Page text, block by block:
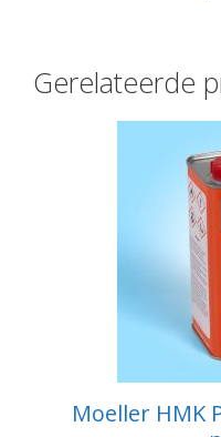
Gerelateerde
Moeller HMK